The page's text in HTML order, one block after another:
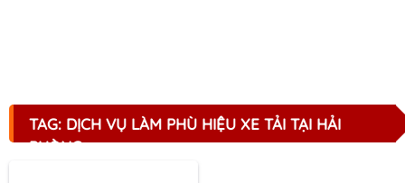
TAG: DỊCH VỤ LÀM PHÙ HIỆU XE TẢI TẠI HẢI
PHÒNG